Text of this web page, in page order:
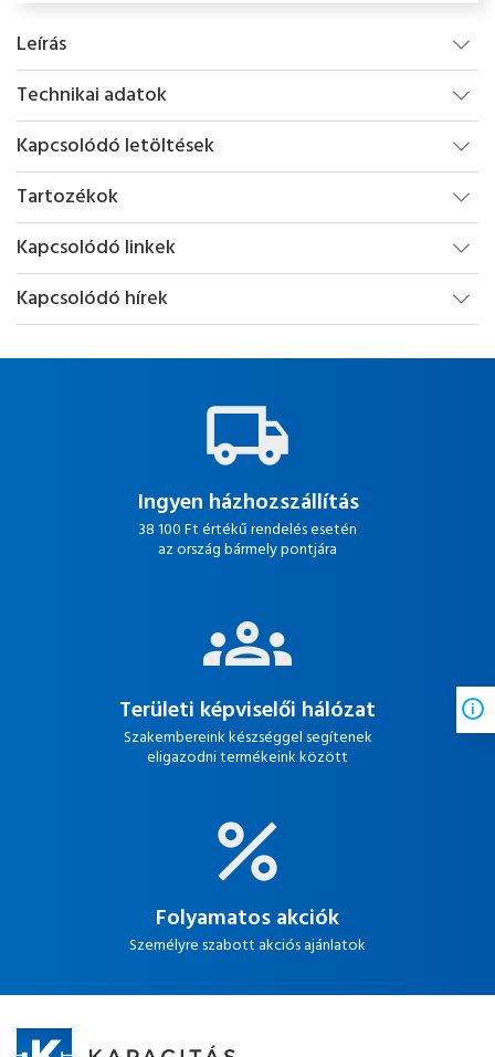
Leírás
Technikai adatok
Kapcsolódó letöltések
Tartozékok
Kapcsolódó linkek
Kapcsolódó hírek
Ingyen házhozszállítás
38 100 Ft értékű rendelés esetén
az ország bármely pontjára
Területi képviselői hálózat
Szakembereink készséggel segítenek
eligazodni termékeink között
Folyamatos akciók
Személyre szabott akciós ajánlatok